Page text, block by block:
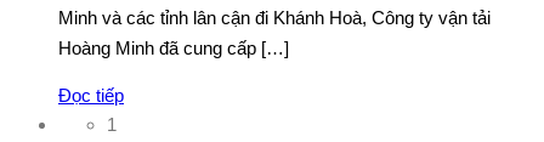
Minh và các tỉnh lân cận đi Khánh Hoà, Công ty vận tải
Hoàng Minh đã cung cấp […]
Đọc tiếp
1